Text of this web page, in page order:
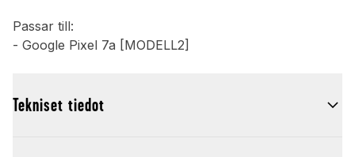
Passar till:
- Google Pixel 7a [MODELL2]
Tekniset tiedot